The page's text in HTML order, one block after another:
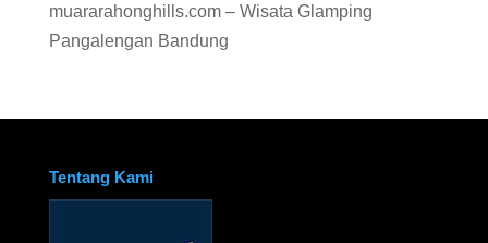
muararahonghills.com – Wisata Glamping
Pangalengan Bandung
Tentang Kami